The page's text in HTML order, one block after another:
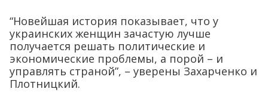
“Новейшая история показывает, что у
украинских женщин зачастую лучше
получается решать политические и
экономические проблемы, а порой – и
управлять страной”, – уверены Захарченко и
Плотницкий.